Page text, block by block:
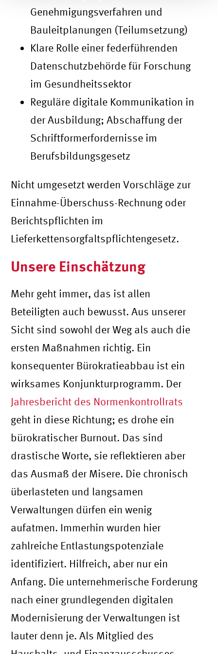
Genehmigungsverfahren und
Bauleitplanungen (Teilumsetzung)
Klare Rolle einer federführenden
Datenschutzbehörde für Forschung
im Gesundheitssektor
Reguläre digitale Kommunikation in
der Ausbildung; Abschaffung der
Schriftformerfordernisse im
Berufsbildungsgesetz
Nicht umgesetzt werden Vorschläge zur
Einnahme-Überschuss-Rechnung oder
Berichtspflichten im
Lieferkettensorgfaltspflichtengesetz.
Unsere Einschätzung
Mehr geht immer, das ist allen
Beteiligten auch bewusst. Aus unserer
Sicht sind sowohl der Weg als auch die
ersten Maßnahmen richtig. Ein
konsequenter Bürokratieabbau ist ein
wirksames Konjunkturprogramm. Der
Jahresbericht des Normenkontrollrats
geht in diese Richtung; es drohe ein
bürokratischer Burnout. Das sind
drastische Worte, sie reflektieren aber
das Ausmaß der Misere. Die chronisch
überlasteten und langsamen
Verwaltungen dürfen ein wenig
aufatmen. Immerhin wurden hier
zahlreiche Entlastungspotenziale
identifiziert. Hilfreich, aber nur ein
Anfang. Die unternehmerische Forderung
nach einer grundlegenden digitalen
Modernisierung der Verwaltungen ist
lauter denn je. Als Mitglied des